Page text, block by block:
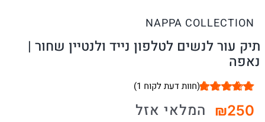
NAPPA COLLECTION
תיק עור לנשים לטלפון נייד ולנטיין שחור |
נאפה
מתוך 5 מבוסס
(חוות דעת לקוח 1
)
₪250 המלאי אזל